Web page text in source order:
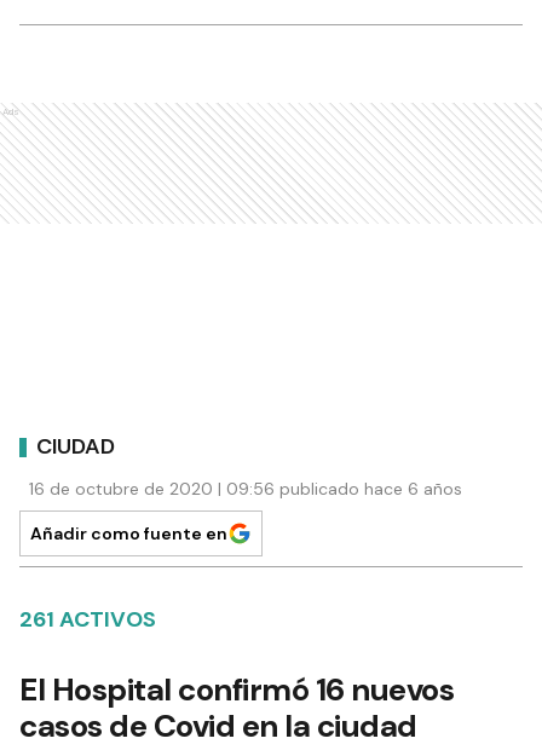
Ads
CIUDAD
16 de octubre de 2020 | 09:56 publicado hace 6 años
Añadir como fuente en
261 ACTIVOS
El Hospital confirmó 16 nuevos
casos de Covid en la ciudad